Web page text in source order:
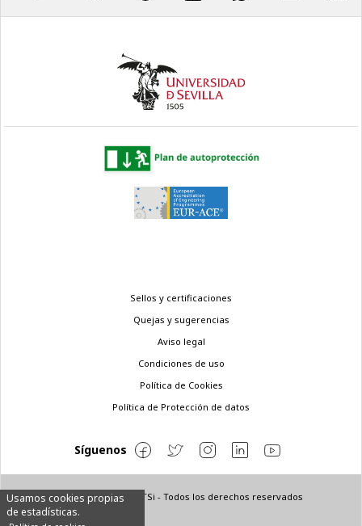
Usamos cookies propias
de estadísticas.
© Copyright 2022 ETSi - Todos los derechos reservados
Sellos y certificaciones
Quejas y sugerencias
Aviso legal
Condiciones de uso
Política de Cookies
Política de Protección de datos
Síguenos